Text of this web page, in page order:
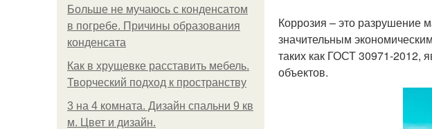
Больше не мучаюсь с конденсатом
в погребе. Причины образования
конденсата
Как в хрущевке расставить мебель.
Творческий подход к пространству
3 на 4 комната. Дизайн спальни 9 кв
м. Цвет и дизайн.
Коррозия – это разрушение
значительным
таких как ГОСТ 30971-2012,
объектов.